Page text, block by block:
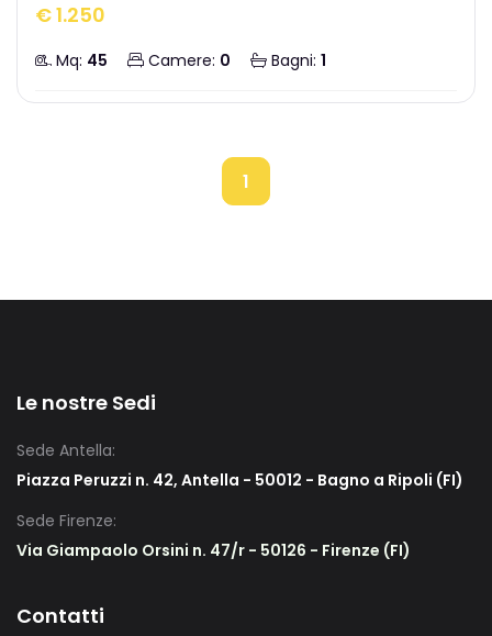
€ 1.250
Mq: 45 Camere: 0 Bagni: 1
1
Le nostre Sedi
Sede Antella:
Piazza Peruzzi n. 42, Antella - 50012 - Bagno a Ripoli (FI)
Sede Firenze:
Via Giampaolo Orsini n. 47/r - 50126 - Firenze (FI)
Contatti